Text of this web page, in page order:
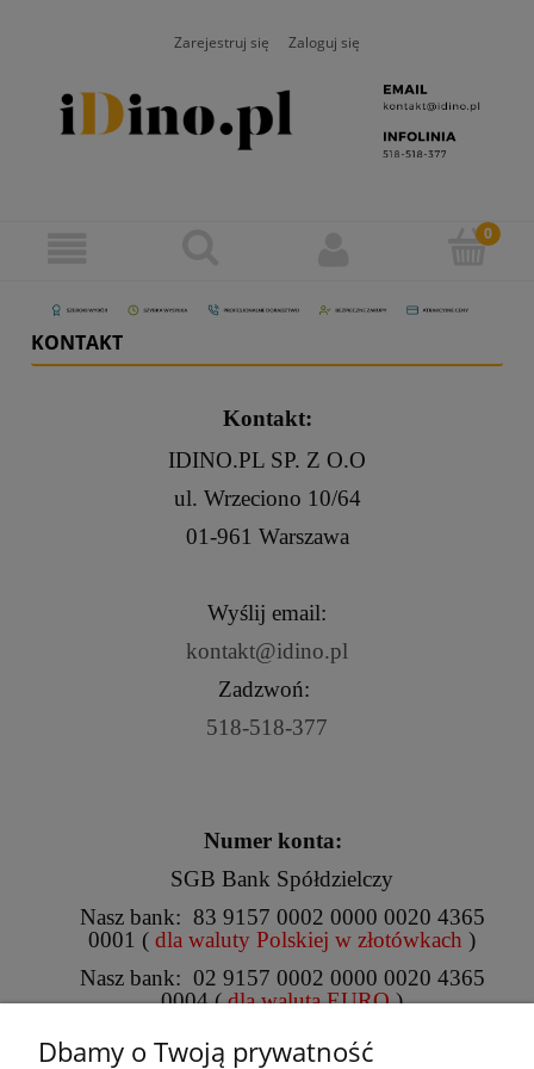
Zarejestruj się Zaloguj się
KONTAKT
Kontakt:
IDINO.PL SP. Z O.O
ul. Wrzeciono 10/64
01-961 Warszawa
Wyślij email:
kontakt@idino.pl
Zadzwoń:
518-518-377
Numer konta:
SGB Bank Spółdzielczy
Nasz bank: 83 9157 0002 0000 0020 4365
0001 ( dla waluty Polskiej w złotówkach )
Nasz bank: 02 9157 0002 0000 0020 4365
0004 (dla waluta EURO)
Dbamy o Twoją prywatność